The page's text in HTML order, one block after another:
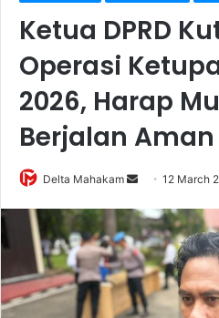
Ketua DPRD
Operasi
2026, Harap
Berjalan Aman
Delta Mahakam
n
d
a
n
e
12 March